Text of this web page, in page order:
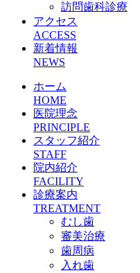
訪問歯科診療
アクセス
ACCESS
新着情報
NEWS
ホーム
HOME
医院理念
PRINCIPLE
スタッフ紹介
STAFF
院内紹介
FACILITY
診療案内
TREATMENT
むし歯
審美治療
歯周病
入れ歯